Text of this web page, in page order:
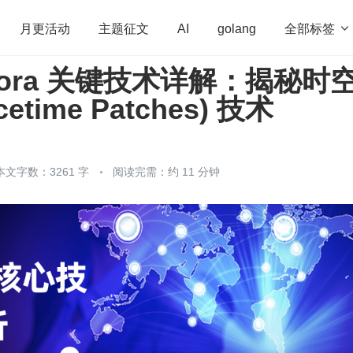
月更活动 主题征文 AI golang 全部标签 
算法 学习方法 Web3.0 高
员 运维 深度思考 低代码
关键技术详解：揭秘时
Patches) 技术
文字数：3261 字 阅读完需：约 11 分钟